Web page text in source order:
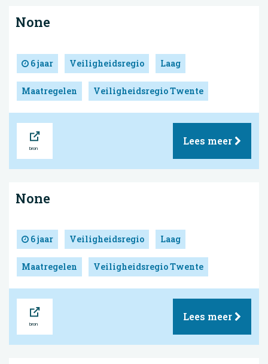
None
6 jaar Veiligheidsregio Laag
Maatregelen Veiligheidsregio Twente
Lees meer
None
6 jaar Veiligheidsregio Laag
Maatregelen Veiligheidsregio Twente
Lees meer